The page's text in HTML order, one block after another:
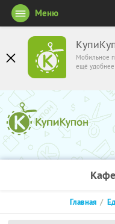
Мобильное
ещё удобнее
Меню
Главная